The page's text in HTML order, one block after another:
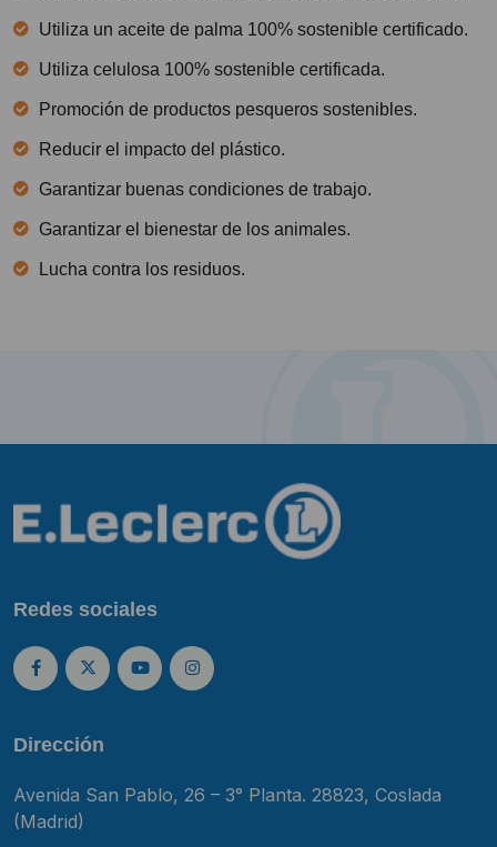
Utiliza un aceite de palma 100% sostenible certificado.
Utiliza celulosa 100% sostenible certificada.
Promoción de productos pesqueros sostenibles.
Reducir el impacto del plástico.
Garantizar buenas condiciones de trabajo.
Garantizar el bienestar de los animales.
Lucha contra los residuos.
Redes sociales
Dirección
Avenida San Pablo, 26 – 3° Planta. 28823, Coslada
(Madrid)